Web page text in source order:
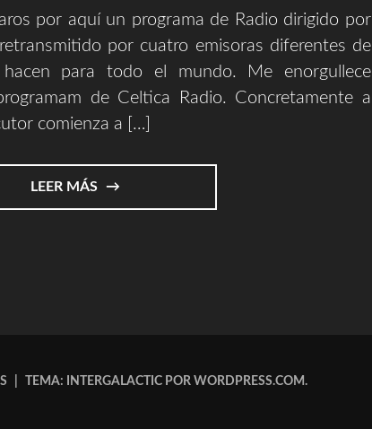
por aquí un programa de Radio dirigido por
por cuatro emisoras diferentes de
para todo el mundo. Me enorgullece
de Celtica Radio. Concretamente a
comienza a […]
LEER MÁS "MI
MÚSICA
TEMA: INTERGALACTIC POR WORDPRESS.COM.